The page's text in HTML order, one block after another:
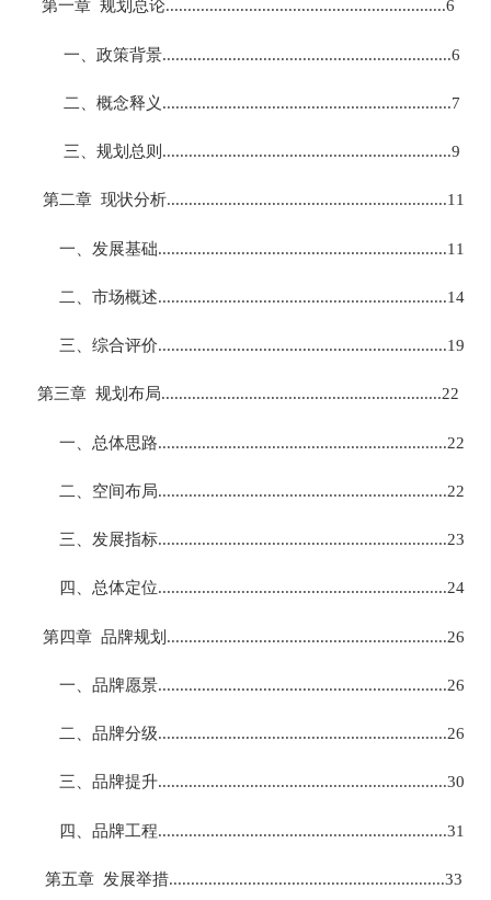
第一章 规划总论................................................................6
一、政策背景..................................................................6
二、概念释义..................................................................7
三、规划总则..................................................................9
第二章 现状分析................................................................11
一、发展基础..................................................................11
二、市场概述..................................................................14
三、综合评价..................................................................19
第三章 规划布局................................................................22
一、总体思路..................................................................22
二、空间布局..................................................................22
三、发展指标..................................................................23
四、总体定位..................................................................24
第四章 品牌规划................................................................26
一、品牌愿景..................................................................26
二、品牌分级..................................................................26
三、品牌提升..................................................................30
四、品牌工程..................................................................31
第五章 发展举措...............................................................33